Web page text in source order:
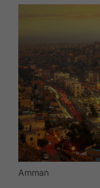
Amman